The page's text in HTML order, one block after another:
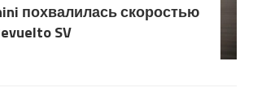
похвалилась скоростью
SV